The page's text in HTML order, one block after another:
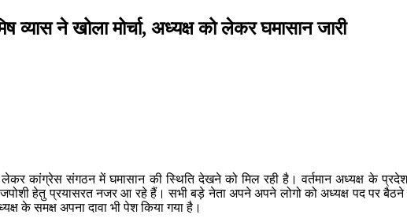
ने खोला मोर्चा, अध्यक्ष को लेकर घमासान जारी
कांग्रेस संगठन में घमासान की स्थिति देखने को मिल रही है। वर्तमान अध्यक्ष के
हेतु प्रयासरत नजर आ रहे हैं। सभी बड़े नेता अपने अपने लोगो को अध्यक्ष पद पर बैठने की
के समक्ष अपना दावा भी पेश किया गया है।